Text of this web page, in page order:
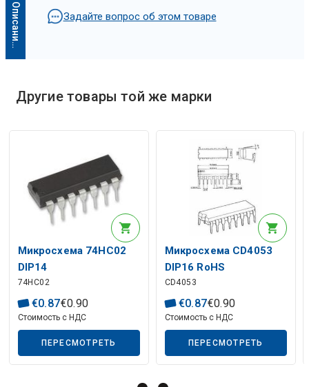
О
п
и
с
а
н
и
е
и
с
к
у
с
с
т
в
е
н
н
о
г
о
и
н
т
е
л
л
е
к
т
а
Описание искусственного интеллекта
Задайте вопрос об этом товаре
Другие товары той же марки
Микросхема 74HC02
DIP14
74HC02
€0.87€0.90
Стоимость с НДС
ПЕРЕСМОТРЕТЬ
Микросхема CD4053
DIP16 RoHS
CD4053
€0.87€0.90
Стоимость с НДС
ПЕРЕСМОТРЕТЬ